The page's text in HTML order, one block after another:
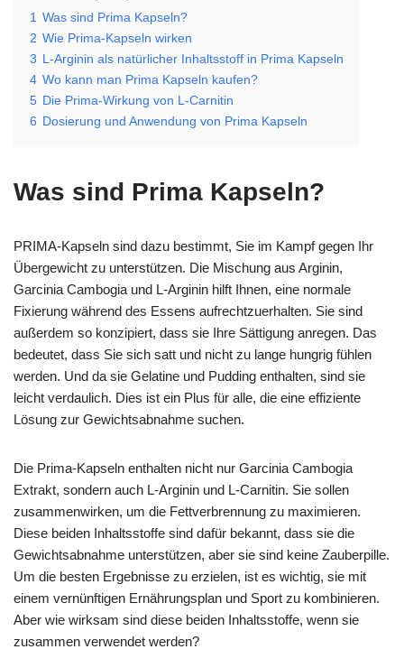
1
Was sind Prima Kapseln?
2 Wie Prima-Kapseln wirken
3
L-Arginin als natürlicher Inhaltsstoff in Prima Kapseln
4 Wo kann man Prima Kapseln kaufen?
5 Die Prima-Wirkung von L-Carnitin
6 Dosierung und Anwendung von Prima Kapseln
Was sind Prima Kapseln?
PRIMA-Kapseln sind dazu bestimmt, Sie im Kampf gegen Ihr
Übergewicht zu unterstützen. Die Mischung aus Arginin,
Garcinia Cambogia und L-Arginin hilft Ihnen, eine normale
Fixierung während des Essens aufrechtzuerhalten. Sie sind
außerdem so konzipiert, dass sie Ihre Sättigung anregen. Das
bedeutet, dass Sie sich satt und nicht zu lange hungrig fühlen
werden. Und da sie Gelatine und Pudding enthalten, sind sie
leicht verdaulich. Dies ist ein Plus für alle, die eine effiziente
Lösung zur Gewichtsabnahme suchen.
Die Prima-Kapseln enthalten nicht nur Garcinia Cambogia
Extrakt, sondern auch L-Arginin und L-Carnitin. Sie sollen
zusammenwirken, um die Fettverbrennung zu maximieren.
Diese beiden Inhaltsstoffe sind dafür bekannt, dass sie die
Gewichtsabnahme unterstützen, aber sie sind keine Zauberpille.
Um die besten Ergebnisse zu erzielen, ist es wichtig, sie mit
einem vernünftigen Ernährungsplan und Sport zu kombinieren.
Aber wie wirksam sind diese beiden Inhaltsstoffe, wenn sie
zusammen verwendet werden?